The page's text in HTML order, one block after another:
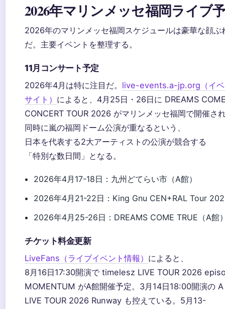
2026年マリンメッセ福岡ライブ
2026年のマリンメッセ福岡スケジュールは豪華な顔ぶ
だ。主要イベントを整理する。
11月コンサート予定
2026年4月は特に注目だ。 live-events.a-jp.org（イベ
サイト） によると、4月25日・26日に DREAMS
CONCERT TOUR 2026 がマリンメッセ福岡で開催さ
同時に嵐の福岡ドーム公演が重なるという、
日本を代表する2大アーティストの公演が競合する
「特別な数日間」となる。
2026年4月17-18日：九州どてらい市（A館）
2026年4月21-22日：King Gnu CEN+RAL Tour
2026年4月25-26日：DREAMS COME TRUE（A館
チケット料金更新
LiveFans（ライブイベント情報） によると、
8月16日17:30開演で timelesz LIVE TOUR 2026
MOMENTUM がA館開催予定。3月14日18:00開演の
LIVE TOUR 2026 Runway も控えている。5月13-